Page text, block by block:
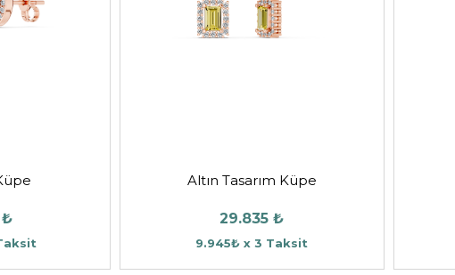
Altın Tasarım Küpe
29.835 ₺
9.945₺ x 3 Taksit